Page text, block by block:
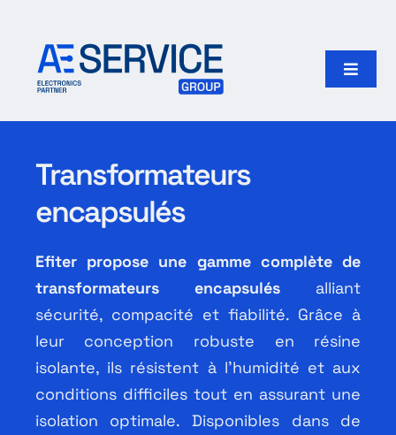
contenu
Toggle
Accueil
Produits
Fabricants
Notre groupe
Rechercher:
Français
Transformateurs
encapsulés
Efiter propose une gamme complète de
transformateurs encapsulés alliant
sécurité, compacité et fiabilité. Grâce à
leur conception robuste en résine
isolante, ils résistent à l’humidité et aux
conditions difficiles tout en assurant une
isolation optimale. Disponibles dans de